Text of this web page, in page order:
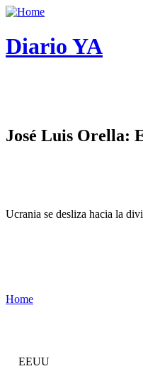
Diario YA
José Luis Orella:
Ucrania se desliza hacia la
Home
EEUU